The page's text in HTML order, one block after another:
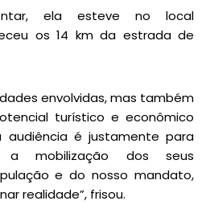
ela esteve no local
os 14 km da estrada de
envolvidas, mas também
turístico e econômico
audiência é justamente para
mobilização dos seus
e do nosso mandato,
realidade”, frisou.